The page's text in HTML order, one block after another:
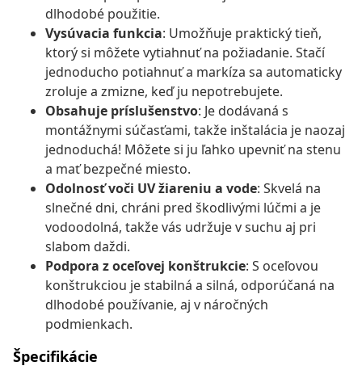
dlhodobé použitie.
Vysúvacia funkcia: Umožňuje praktický tieň,
ktorý si môžete vytiahnuť na požiadanie. Stačí
jednoducho potiahnuť a markíza sa automaticky
zroluje a zmizne, keď ju nepotrebujete.
Obsahuje príslušenstvo: Je dodávaná s
montážnymi súčasťami, takže inštalácia je naozaj
jednoduchá! Môžete si ju ľahko upevniť na stenu
a mať bezpečné miesto.
Odolnosť voči UV žiareniu a vode: Skvelá na
slnečné dni, chráni pred škodlivými lúčmi a je
vodoodolná, takže vás udržuje v suchu aj pri
slabom daždi.
Podpora z oceľovej konštrukcie: S oceľovou
konštrukciou je stabilná a silná, odporúčaná na
dlhodobé používanie, aj v náročných
podmienkach.
Špecifikácie